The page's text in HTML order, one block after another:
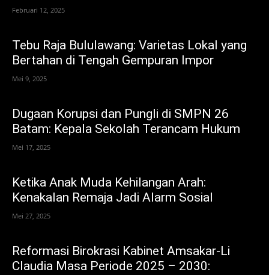
Februari 12, 2025
Tebu Raja Bululawang: Varietas Lokal yang
Bertahan di Tengah Gempuran Impor
Mei 9, 2025
Dugaan Korupsi dan Pungli di SMPN 26
Batam: Kepala Sekolah Terancam Hukum
Mei 17, 2025
Ketika Anak Muda Kehilangan Arah:
Kenakalan Remaja Jadi Alarm Sosial
Mei 27, 2025
Reformasi Birokrasi Kabinet Amsakar-Li
Claudia Masa Periode 2025 – 2030: